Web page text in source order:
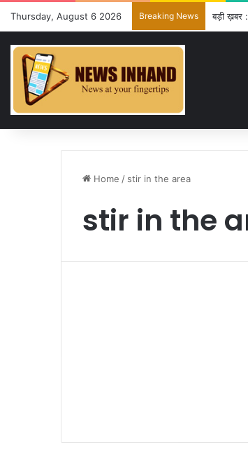
Thursday, August 6 2026 Breaking News बड़ी ख़बर
Home / stir in the area
stir in the